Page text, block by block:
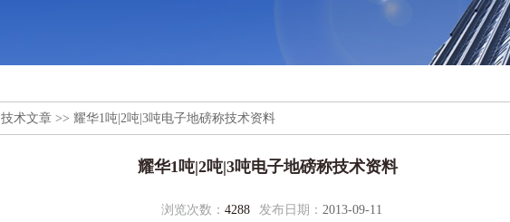
技术文章 >> 耀华1吨|2吨|3吨电子地磅称技术资料
耀华1吨|2吨|3吨电子地磅称技术资料
浏览次数： 4288 发布日期： 2013-09-11